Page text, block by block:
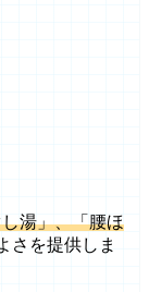
湯」、「腰ほ
さを提供しま